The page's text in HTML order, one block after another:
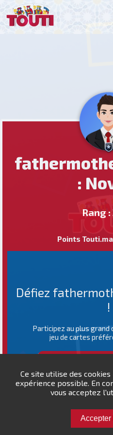
Ce site utilise des
expérience possible. En
vous acceptez
:
Rang
Points
Défiez
!
Participez au plus grand
jeu de cartes